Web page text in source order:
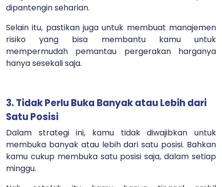
dipantengin seharian.
Selain itu, pastikan juga untuk membuat manajemen
risiko yang bisa membantu kamu untuk
mempermudah pemantau pergerakan harganya
hanya sesekali saja.
3. Tidak Perlu Buka Banyak atau Lebih dari
Satu Posisi
Dalam strategi ini, kamu tidak diwajibkan untuk
membuka banyak atau lebih dari satu posisi. Bahkan
kamu cukup membuka satu posisi saja, dalam setiap
minggu.